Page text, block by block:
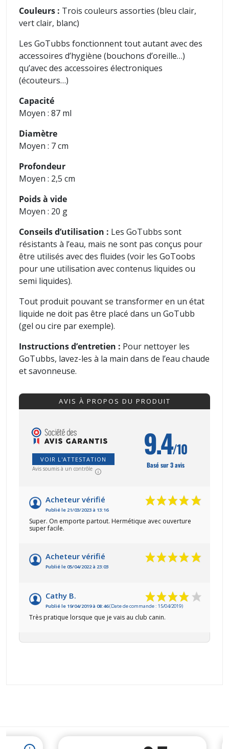
Couleurs : Trois couleurs assorties (bleu clair,
vert clair, blanc)
Les GoTubbs fonctionnent tout autant avec des
accessoires d’hygiène (bouchons d’oreille…)
qu’avec des accessoires électroniques
(écouteurs…)
Capacité
Moyen : 87 ml
Diamètre
Moyen : 7 cm
Profondeur
Moyen : 2,5 cm
Poids à vide
Moyen : 20 g
Conseils d’utilisation : Les GoTubbs sont
résistants à l’eau, mais ne sont pas conçus pour
être utilisés avec des fluides (voir les GoToobs
pour une utilisation avec contenus liquides ou
semi liquides).
Tout produit pouvant se transformer en un état
liquide ne doit pas être placé dans un GoTubb
(gel ou cire par exemple).
Instructions d’entretien : Pour nettoyer les
GoTubbs, lavez-les à la main dans de l’eau chaude
et savonneuse.
AVIS À PROPOS DU PRODUIT
VOIR L'ATTESTATION
Avis soumis à un contrôle
9.4/10
Basé sur 3 avis
Acheteur vérifié
Publié le 21/03/2023 à 13:16
Super. On emporte partout. Hermétique avec ouverture
super facile.
Acheteur vérifié
Publié le 05/04/2022 à 23:03
Cathy B.
Publié le 19/04/2019 à 08:46(Date de commande : 15/04/2019)
Très pratique lorsque que je vais au club canin.